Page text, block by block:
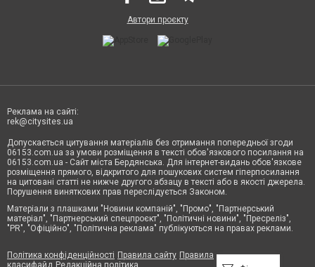
Автори проєкту
Реклама на сайті:
rek@citysites.ua
Допускається цитування матеріалів без отримання попередньої згоди
06153.com.ua за умови розміщення в тексті обов'язкового посилання на
06153.com.ua - Сайт міста Бердянська. Для інтернет-видань обов'язкове
розміщення прямого, відкритого для пошукових систем гіперпосилання
на цитовані статті не нижче другого абзацу в тексті або в якості джерела.
Порушення виняткових прав переслідується Законом.
Матеріали з плашками "Новини компаній", "Промо", "Партнерський
матеріал", "Партнерський спецпроєкт", "Політичні новини", "Пресреліз",
"PR", "Офіційно", "Політична реклама" публікуються на правах реклами.
Політика конфіденційності Правила сайту Правила
класифайд Редакційна політика